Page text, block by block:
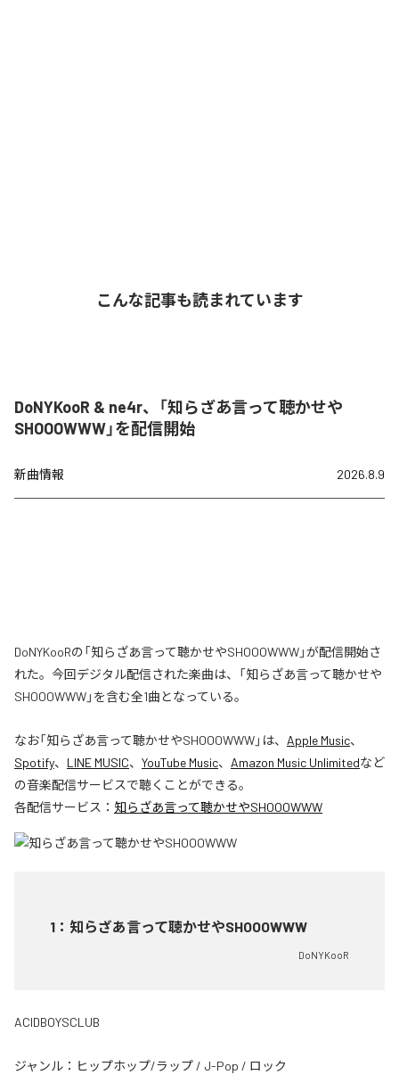
こんな記事も読まれています
DoNYKooR & ne4r、「知らざあ言って聴かせや
SHOOOWWW」を配信開始
新曲情報 2026.8.9
DoNYKooRの「知らざあ言って聴かせやSHOOOWWW」が配信開始さ
れた。今回デジタル配信された楽曲は、「知らざあ言って聴かせや
SHOOOWWW」を含む全1曲となっている。
なお「知らざあ言って聴かせやSHOOOWWW」は、 Apple Music、
Spotify、 LINE MUSIC、 YouTube Music、 Amazon Music Unlimitedなど
の音楽配信サービスで聴くことができる。
各配信サービス： 知らざあ言って聴かせやSHOOOWWW
1 ： 知らざあ言って聴かせやSHOOOWWW
DoNYKooR
ACIDBOYSCLUB
ジャンル： ヒップホップ/ラップ / J-Pop / ロック